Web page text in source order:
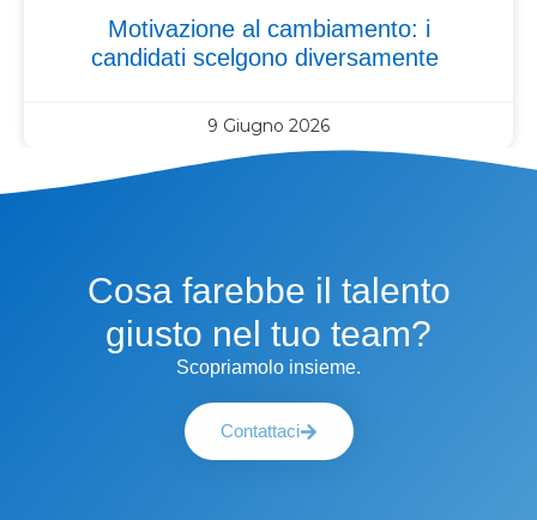
Motivazione al cambiamento: i
candidati scelgono diversamente
9 Giugno 2026
Cosa farebbe il talento
giusto nel tuo team?
Scopriamolo insieme.
Contattaci